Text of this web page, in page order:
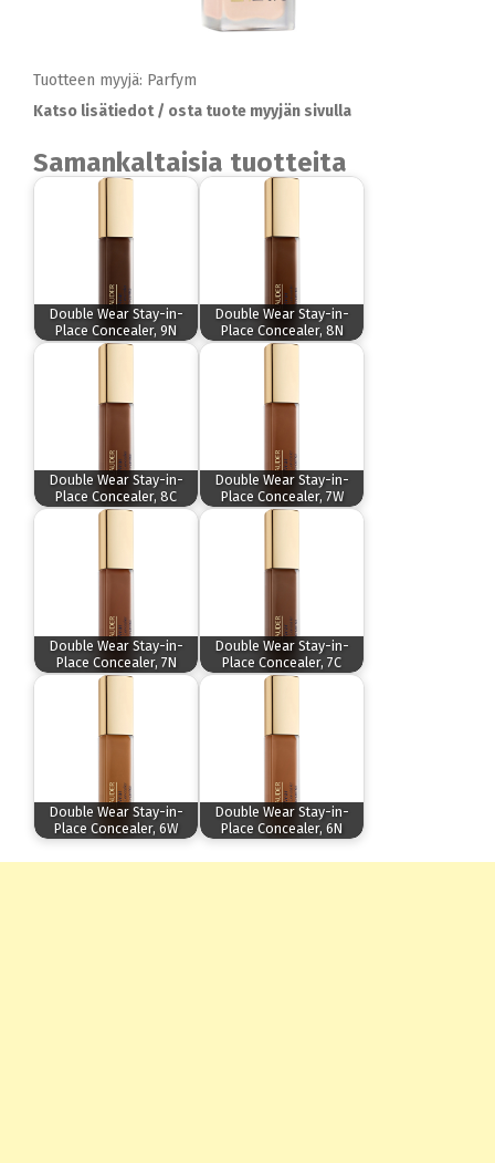
Tuotteen myyjä: Parfym
Katso lisätiedot / osta tuote myyjän sivulla
Samankaltaisia tuotteita
Double Wear Stay-in-
Place Concealer, 9N
Double Wear Stay-in-
Place Concealer, 8N
Double Wear Stay-in-
Place Concealer, 8C
Double Wear Stay-in-
Place Concealer, 7W
Double Wear Stay-in-
Place Concealer, 7N
Double Wear Stay-in-
Place Concealer, 7C
Double Wear Stay-in-
Place Concealer, 6W
Double Wear Stay-in-
Place Concealer, 6N